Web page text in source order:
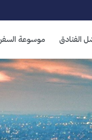
الفنادق موسوعة السفر